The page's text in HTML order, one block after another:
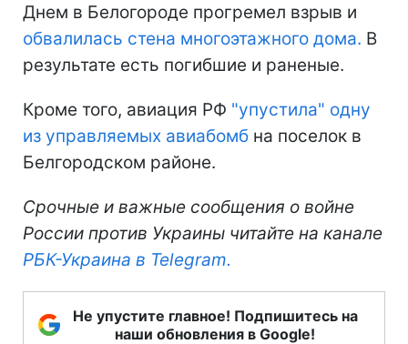
Днем в Белогороде прогремел взрыв и
обвалилась стена многоэтажного дома. В
результате есть погибшие и раненые.
Кроме того, авиация РФ "упустила" одну
из управляемых авиабомб на поселок в
Белгородском районе.
Срочные и важные сообщения о войне
России против Украины читайте на канале
РБК-Украина в Telegram.
Не упустите главное! Подпишитесь на
наши обновления в Google!